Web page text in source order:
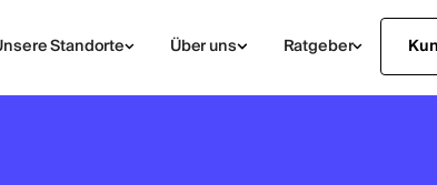
Standorte Über uns Ratgeber